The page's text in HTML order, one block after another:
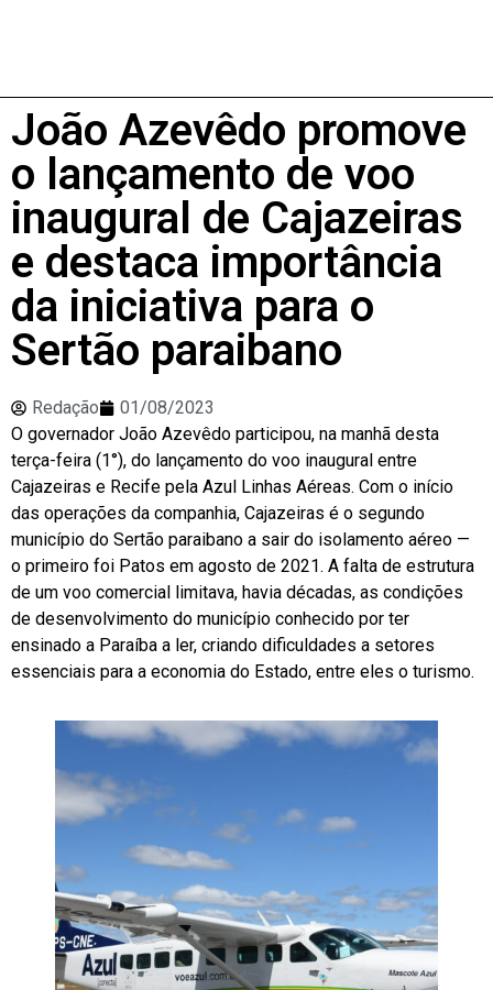
João Azevêdo promove
o lançamento de voo
inaugural de Cajazeiras
e destaca importância
da iniciativa para o
Sertão paraibano
Redação
01/08/2023
O governador João Azevêdo participou, na manhã desta
terça-feira (1°), do lançamento do voo inaugural entre
Cajazeiras e Recife pela Azul Linhas Aéreas. Com o início
das operações da companhia, Cajazeiras é o segundo
município do Sertão paraibano a sair do isolamento aéreo —
o primeiro foi Patos em agosto de 2021. A falta de estrutura
de um voo comercial limitava, havia décadas, as condições
de desenvolvimento do município conhecido por ter
ensinado a Paraíba a ler, criando dificuldades a setores
essenciais para a economia do Estado, entre eles o turismo.